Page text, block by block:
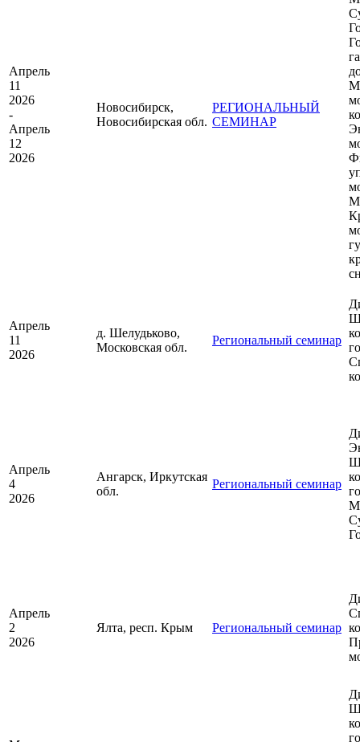
Апрель
11
2026
-
Апрель
12
2026
Новосибирск,
Новосибирская обл.
РЕГИОНАЛЬНЫЙ
СЕМИНАР
Апрель
11
2026
д. Шелудьково,
Московская обл.
Региональный семинар
Апрель
4
2026
Ангарск, Иркутская
обл.
Региональный семинар
Апрель
2
2026
Ялта, респ. Крым Региональный семинар